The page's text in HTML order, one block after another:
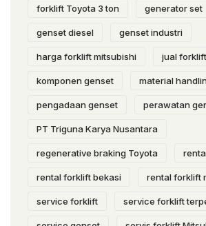
forklift Toyota 3 ton generator set
genset diesel genset industri
harga forklift mitsubishi jual
komponen genset material
pengadaan genset perawatan
PT Triguna Karya Nusantara
regenerative braking Toyota
rental forklift bekasi rental forklift
service forklift service forklift